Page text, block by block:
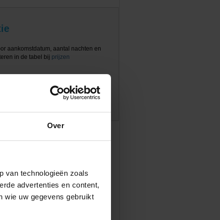
Over
van technologieën zoals
advertenties en content,
wie uw gegevens gebruikt
aankomstdatum, aantal nachten en
in de tabel bij prijzen